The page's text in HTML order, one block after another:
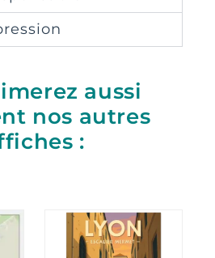
aussi
nos autres
:
Ce
produit